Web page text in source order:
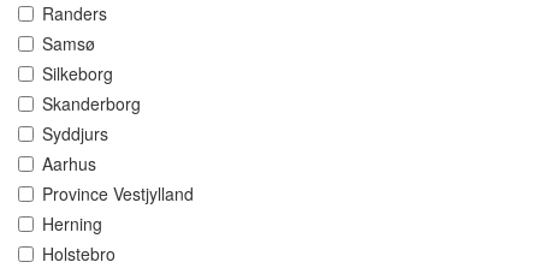
Randers
Samsø
Silkeborg
Skanderborg
Syddjurs
Aarhus
Province Vestjylland
Herning
Holstebro